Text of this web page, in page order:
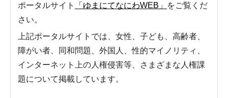
ポータルサイト
「ゆまにてなにわWEB」
をご覧くだ
さい。
上記ポータルサイトでは、女性、子ども、高齢者、
障がい者、同和問題、外国人、性的マイノリティ、
インターネット上の人権侵害等、さまざまな人権課
題について掲載しています。